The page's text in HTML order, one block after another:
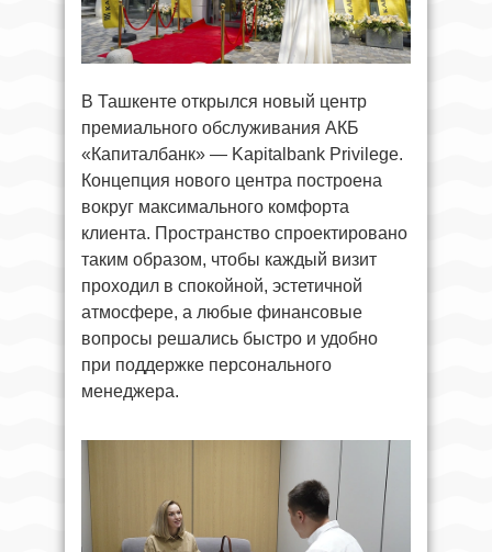
В Ташкенте открылся новый центр
премиального обслуживания АКБ
«Капиталбанк» — Kapitalbank Privilege.
Концепция нового центра построена
вокруг максимального комфорта
клиента. Пространство спроектировано
таким образом, чтобы каждый визит
проходил в спокойной, эстетичной
атмосфере, а любые финансовые
вопросы решались быстро и удобно
при поддержке персонального
менеджера.